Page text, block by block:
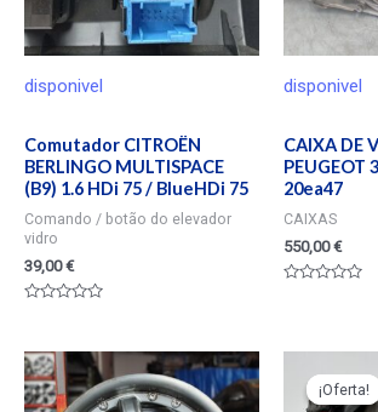
disponivel
Comutador CITROËN
BERLINGO MULTISPACE
(B9) 1.6 HDi 75 / BlueHDi 75
Comando / botão do elevador
vidro
39,00€
de
5
disponivel
CAIXA DE
PEUGEOT
20ea47
CAIXAS
550,00€
5
¡Oferta!
¡Oferta!